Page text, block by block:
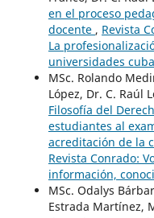
en el proceso
docente , Revista
La
universidades
MSc. Rolando
López, Dr. C. Raúl
Filosofía del
estudiantes al
acreditación de la
Revista Conrado:
información,
MSc. Odalys
Estrada Martínez,